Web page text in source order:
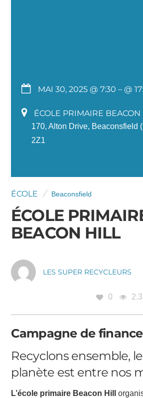
MAI 30, 2025 @ 7:30 – @
ÉCOLE PRIMAIRE BEACON
170, Alton Drive, Beaconsfield
2Z1
ÉCOLE Beaconsfield
ÉCOLE
BEACON HILL
LES SUPER RECYCLEURS
0
Campagne de
Recyclons ensemble,
planète est entre nos
L’école primaire Beacon Hill